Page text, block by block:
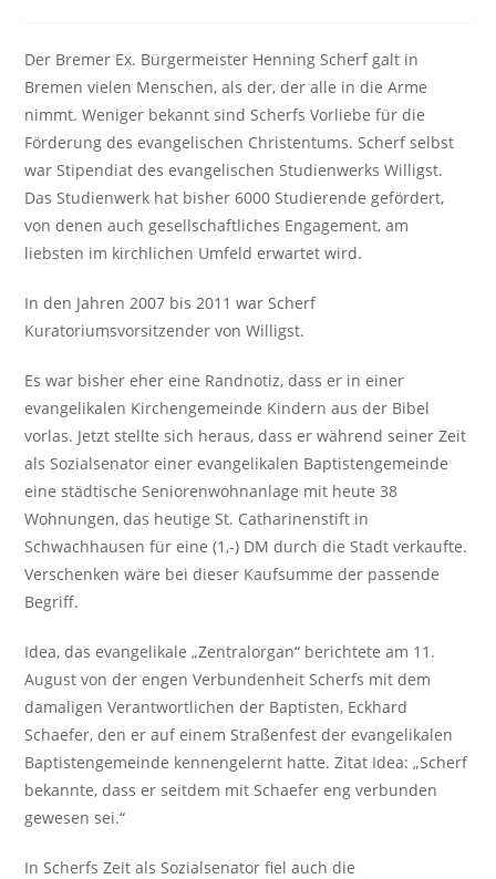
Der Bremer Ex. Bürgermeister Henning Scherf galt in
Bremen vielen Menschen, als der, der alle in die Arme
nimmt. Weniger bekannt sind Scherfs Vorliebe für die
Förderung des evangelischen Christentums. Scherf selbst
war Stipendiat des evangelischen Studienwerks Willigst.
Das Studienwerk hat bisher 6000 Studierende gefördert,
von denen auch gesellschaftliches Engagement, am
liebsten im kirchlichen Umfeld erwartet wird.
In den Jahren 2007 bis 2011 war Scherf
Kuratoriumsvorsitzender von Willigst.
Es war bisher eher eine Randnotiz, dass er in einer
evangelikalen Kirchengemeinde Kindern aus der Bibel
vorlas. Jetzt stellte sich heraus, dass er während seiner Zeit
als Sozialsenator einer evangelikalen Baptistengemeinde
eine städtische Seniorenwohnanlage mit heute 38
Wohnungen, das heutige St. Catharinenstift in
Schwachhausen für eine (1,-) DM durch die Stadt verkaufte.
Verschenken wäre bei dieser Kaufsumme der passende
Begriff.
Idea, das evangelikale „Zentralorgan“ berichtete am 11.
August von der engen Verbundenheit Scherfs mit dem
damaligen Verantwortlichen der Baptisten, Eckhard
Schaefer, den er auf einem Straßenfest der evangelikalen
Baptistengemeinde kennengelernt hatte. Zitat Idea: „Scherf
bekannte, dass er seitdem mit Schaefer eng verbunden
gewesen sei.“
In Scherfs Zeit als Sozialsenator fiel auch die